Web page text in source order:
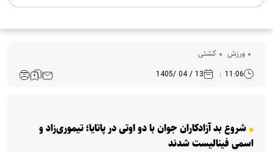
ورزش کشتی
11:06
13 / 04 /1405
شروع بد آزادکاران جوان با دو اوتی در پاتایا؛ تیموری‌زاد و
اسمی فینالیست شدند